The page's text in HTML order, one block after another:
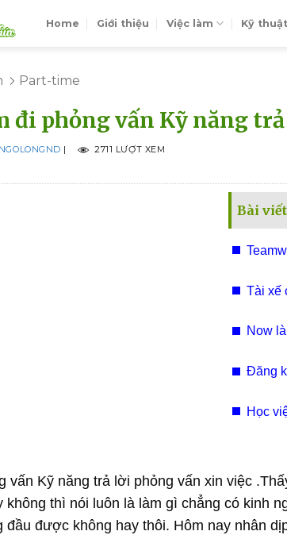
Home Giới thiệu Việc làm Kỹ thuật
Part-time
đi phỏng vấn Kỹ năng
NGOLONGND | 2711 LƯỢT XEM
Bài
Tài xế
Now
Đăng
Học
vấn Kỹ năng trả lời phỏng vấn xin việc
không thì nói luôn là làm gì chẳng có kinh
đầu được không hay thôi. Hôm nay nhân